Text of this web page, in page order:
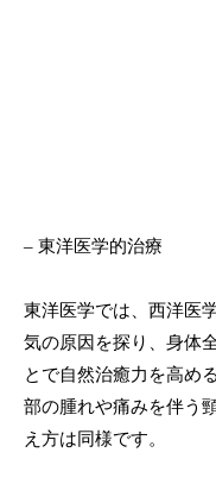
– 東洋医学的治療
東洋医学では、西洋医
気の原因を探り、身体
とで自然治癒力を高め
部の腫れや痛みを伴う
え方は同様です。